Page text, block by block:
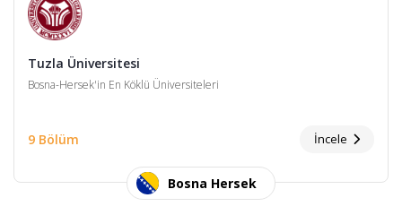
Tuzla Üniversitesi
Bosna-Hersek'in En Köklü Üniversiteleri
9 Bölüm İncele
Bosna Hersek